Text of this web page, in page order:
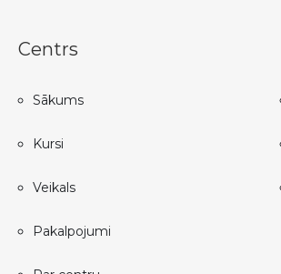
Centrs
Sākums
Kursi
Veikals
Pakalpojumi